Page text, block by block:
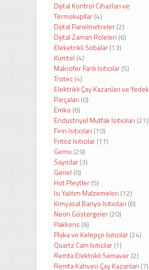
Dijital Kontrol Cihazları ve
Termokupllar(4)
Dijital Panelmetreler(2)
Dijital Zaman Roleleri (6)
Eleketrikli Sobalar(13)
Kumtel (4)
Makrofer Fanlı Isıtıcılar(5)
Trotec(4)
Elektrikli Çay Kazanları ve Yedek
Parçaları (0)
Emko (6)
Endüstriyel Mutfak Isıtıcıları (21)
Fırın Isıtıcıları (10)
Fritöz Isıtıcılar(11)
Gemo (29)
Sayıcılar(3)
Genel (0)
Hot Pleytler(5)
Isı Yalıtım Malzemeleri (12)
Kimyasal Banyo Isıtıcıları (6)
Neon Göstergeler(20)
Pakkens (6)
Plaka ve Kelepçe Isıtıcılar(24)
Quartz Cam Isıtıcılar(1)
Remta Elektrikli Semaver(2)
Remta Kahveci Çay Kazanları (7)